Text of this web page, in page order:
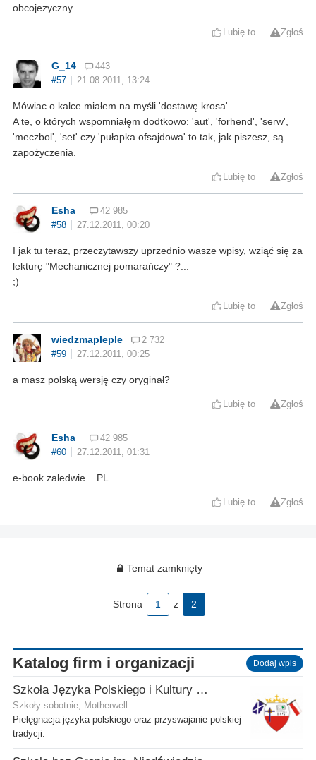
obcojezyczny.
Lubię to Zgłoś
G_14
443
#57
21.08.2011, 13:24
Mówiac o kalce miałem na myśli 'dostawę krosa'.
A te, o których wspomniałęm dodtkowo: 'aut', 'forhend', 'serw',
'meczbol', 'set' czy 'pułapka ofsajdowa' to tak, jak piszesz, są
zapożyczenia.
Lubię to Zgłoś
Esha_
42 985
#58
27.12.2011, 00:20
I jak tu teraz, przeczytawszy uprzednio wasze wpisy, wziąć się za
lekturę "Mechanicznej pomarańczy" ?...
;)
Lubię to Zgłoś
wiedzmapleple
2 732
#59
27.12.2011, 00:25
a masz polską wersję czy oryginał?
Lubię to Zgłoś
Esha_
42 985
#60
27.12.2011, 01:31
e-book zaledwie... PL.
Lubię to Zgłoś
Temat zamknięty
Strona 1 z 2
Katalog firm i organizacji Dodaj wpis
Szkoła Języka Polskiego i Kultury w Motherwell
Szkoły sobotnie, Motherwell
Pielęgnacja języka polskiego oraz przyswajanie polskiej
tradycji.